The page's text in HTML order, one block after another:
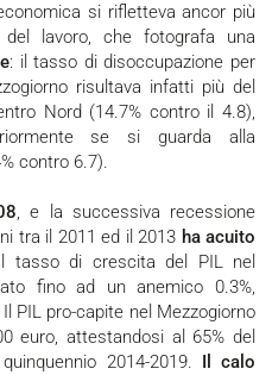
si rifletteva ancor più
lavoro, che fotografa una
: il tasso di disoccupazione per
risultava infatti più del
Nord (14.7% contro il 4.8),
se si guarda alla
contro 6.7).
, e la successiva recessione
tra il 2011 ed il 2013 ha acuito
tasso di crescita del PIL nel
fino ad un anemico 0.3%,
PIL pro-capite nel Mezzogiorno
euro, attestandosi al 65% del
2014-2019. Il calo